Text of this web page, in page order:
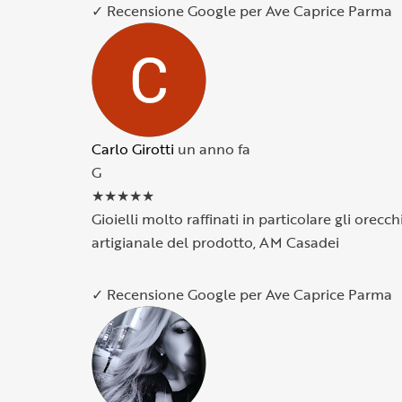
✓ Recensione Google per Ave Caprice Parma
Carlo Girotti un anno fa
G
★★★★★
Gioielli molto raffinati in particolare gli
artigianale del prodotto, AM Casadei
✓ Recensione Google per Ave Caprice Parma